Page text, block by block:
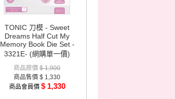
TONIC 刀模 - Sweet
Dreams Half Cut My
Memory Book Die Set -
3321E- (網購單一價)
商品原價 $ 1,900
商品售價 $ 1,330
商品會員價 $ 1,330